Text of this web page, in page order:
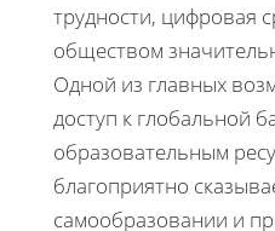
трудности, цифровая
обществом
Одной из главных
доступ к глобальной
образовательным
благоприятно
самообразовании и